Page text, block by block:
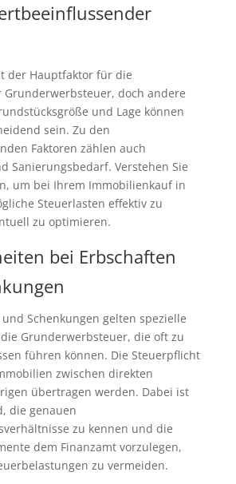
der Hauptfaktor für die
Grunderwerbsteuer, doch andere
und Lage können
sein. Zu den
Faktoren zählen auch
Sanierungsbedarf. Verstehen Sie
um bei Ihrem Immobilienkauf in
Steuerlasten effektiv zu
zu optimieren.
bei Erbschaften
Schenkungen gelten spezielle
Grunderwerbsteuer, die oft zu
führen können. Die Steuerpflicht
zwischen direkten
übertragen werden. Dabei ist
die genauen
zu kennen und die
dem Finanzamt vorzulegen,
zu vermeiden.